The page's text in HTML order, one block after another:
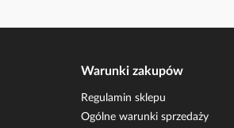
Warunki zakupów
Regulamin sklepu
Ogólne warunki sprzedaży